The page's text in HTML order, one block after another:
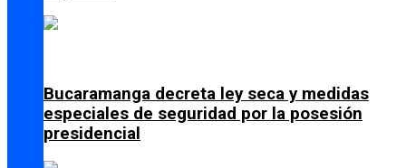
Bucaramanga decreta ley seca y medidas
especiales de seguridad por la posesión
presidencial